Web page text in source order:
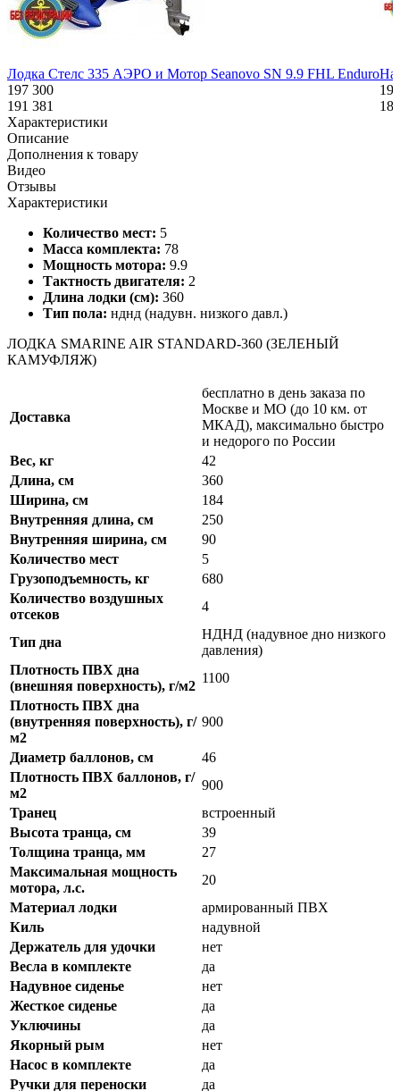
Лодка Стелс 335 АЭРО и Мотор Seanovo SN 9.9 FHL Enduro
197 300
191 381
Характеристики
Описание
Дополнения к товару
Видео
Отзывы
Характеристики
Количество мест: 5
Масса комплекта: 78
Мощность мотора: 9.9
Тактность двигателя: 2
Длина лодки (см): 360
Тип пола: нднд (надувн. низкого давл.)
ЛОДКА SMARINE AIR STANDARD-360 (ЗЕЛЕНЫЙ
КАМУФЛЯЖ)
Доставка
бесплатно в день заказа по
Москве и МО (до 10 км. от
МКАД), максимально быстро
и недорого по России
Вес, кг
42
Длина, см
360
Ширина, см
184
Внутренняя длина, см
250
Внутренняя ширина, см
90
Количество мест
5
Грузоподъемность, кг
680
Количество воздушных
отсеков
4
Тип дна
НДНД (надувное дно низкого
давления)
Плотность ПВХ дна
(внешняя поверхность), г/м2
1100
Плотность ПВХ дна
(внутренняя поверхность), г/
м2
900
Диаметр баллонов, см
46
Плотность ПВХ баллонов, г/
м2
900
Транец
встроенный
Высота транца, см
39
Толщина транца, мм
27
Максимальная мощность
мотора, л.с.
20
Материал лодки
армированный ПВХ
Киль
надувной
Держатель для удочки
нет
Весла в комплекте
да
Надувное сиденье
нет
Жесткое сиденье
да
Уключины
да
Якорный рым
нет
Насос в комплекте
да
Ручки для переноски
да